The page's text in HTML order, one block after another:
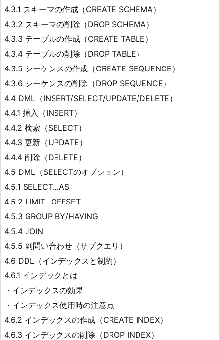
4.3.1 スキーマの作成（CREATE SCHEMA）
4.3.2 スキーマの削除（DROP SCHEMA）
4.3.3 テーブルの作成（CREATE TABLE）
4.3.4 テーブルの削除（DROP TABLE）
4.3.5 シーケンスの作成（CREATE SEQUENCE）
4.3.6 シーケンスの削除（DROP SEQUENCE）
4.4 DML（INSERT/SELECT/UPDATE/DELETE）
4.4.1 挿入（INSERT）
4.4.2 検索（SELECT）
4.4.3 更新（UPDATE）
4.4.4 削除（DELETE）
4.5 DML（SELECTのオプション）
4.5.1 SELECT…AS
4.5.2 LIMIT…OFFSET
4.5.3 GROUP BY/HAVING
4.5.4 JOIN
4.5.5 副問い合わせ（サブクエリ）
4.6 DDL（インデックスと制約）
4.6.1 インデックとは
・インデックスの効果
・インデックス使用時の注意点
4.6.2 インデックスの作成（CREATE INDEX）
4.6.3 インデックスの削除（DROP INDEX）